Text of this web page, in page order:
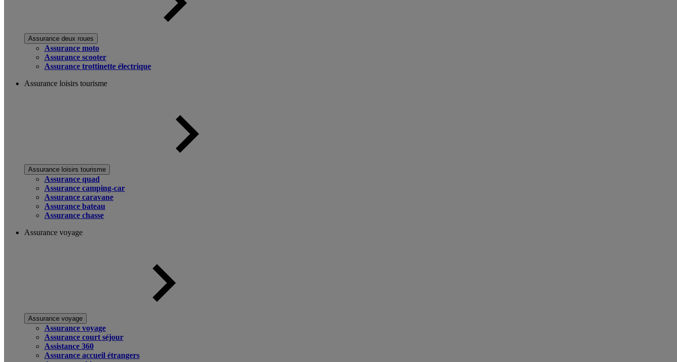
Assurance deux roues
Assurance moto
Assurance scooter
Assurance trottinette électrique
Assurance loisirs tourisme
Assurance loisirs tourisme
Assurance quad
Assurance camping-car
Assurance caravane
Assurance bateau
Assurance chasse
Assurance voyage
Assurance voyage
Assurance voyage
Assurance court séjour
Assistance 360
Assurance accueil étrangers